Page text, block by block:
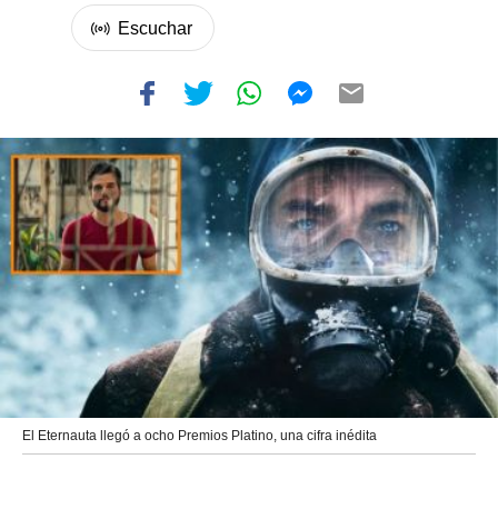
El Eternauta llegó a ocho Premios Platino, una cifra inédita